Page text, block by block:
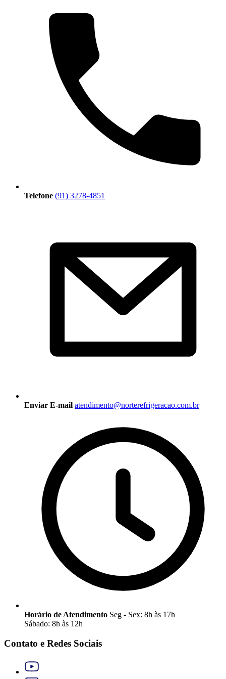
Telefone (91) 3278-4851
Enviar E-mail atendimento@norterefrigeracao.com.br
Horário de Atendimento Seg - Sex: 8h às 17h
Sábado: 8h às 12h
Contato e Redes Sociais